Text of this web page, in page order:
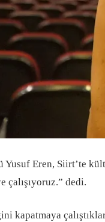
Eren, Siirt’te
çalışıyoruz.” dedi.
kapatmaya